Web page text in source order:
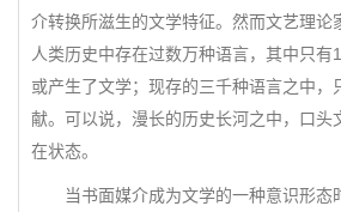
介转换所滋生的文学特征。然而文艺理论
人类历史中存在过数万种语言，其中只有
或产生了文学；现存的三千种语言之中，
献。可以说，漫长的历史长河之中，口头
在状态。
当书面媒介成为文学的一种意识形态